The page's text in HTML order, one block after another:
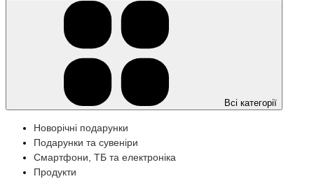
Всі категорії
Новорічні подарунки
Подарунки та сувеніри
Смартфони, ТБ та електроніка
Продукти